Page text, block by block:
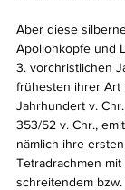
Aber diese
Apollonköpfe und
3. vorchristlichen
frühesten ihrer Art
Jahrhundert v.
353/52 v. Chr.,
nämlich ihre
Tetradrachmen
schreitendem